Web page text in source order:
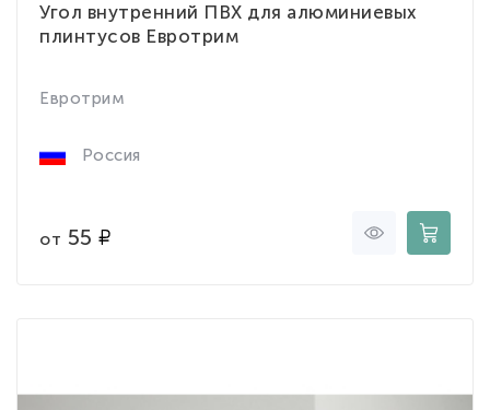
Угол внутренний ПВХ для алюминиевых
плинтусов Евротрим
Евротрим
Россия
от 55